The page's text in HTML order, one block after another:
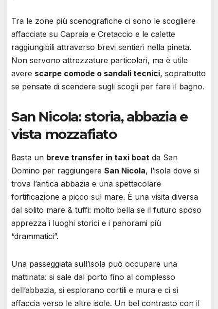
Tra le zone più scenografiche ci sono le scogliere
affacciate su Capraia e Cretaccio e le calette
raggiungibili attraverso brevi sentieri nella pineta.
Non servono attrezzature particolari, ma è utile
avere scarpe comode o sandali tecnici, soprattutto
se pensate di scendere sugli scogli per fare il bagno.
San Nicola: storia, abbazia e
vista mozzafiato
Basta un breve transfer in taxi boat da San
Domino per raggiungere San Nicola, l’isola dove si
trova l’antica abbazia e una spettacolare
fortificazione a picco sul mare. È una visita diversa
dal solito mare & tuffi: molto bella se il futuro sposo
apprezza i luoghi storici e i panorami più
“drammatici”.
Una passeggiata sull’isola può occupare una
mattinata: si sale dal porto fino al complesso
dell’abbazia, si esplorano cortili e mura e ci si
affaccia verso le altre isole. Un bel contrasto con il